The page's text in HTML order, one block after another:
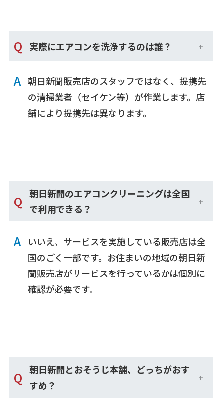
Q 実際にエアコンを洗浄するのは誰？
A 朝日新聞販売店のスタッフではなく、提携先
の清掃業者（セイケン等）が作業します。店
舗により提携先は異なります。
Q 朝日新聞のエアコンクリーニングは全国
で利用できる？
A
いいえ、サービスを実施している販売店は全
国のごく一部です。お住まいの地域の朝日新
聞販売店がサービスを行っているかは個別に
確認が必要です。
Q 朝日新聞とおそうじ本舗、どっちがおす
すめ？